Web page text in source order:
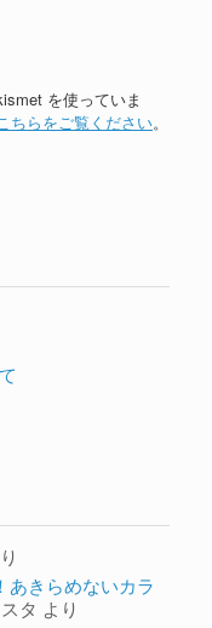
を使っていま
ちらをご覧ください。
あきらめないカラ
タ より